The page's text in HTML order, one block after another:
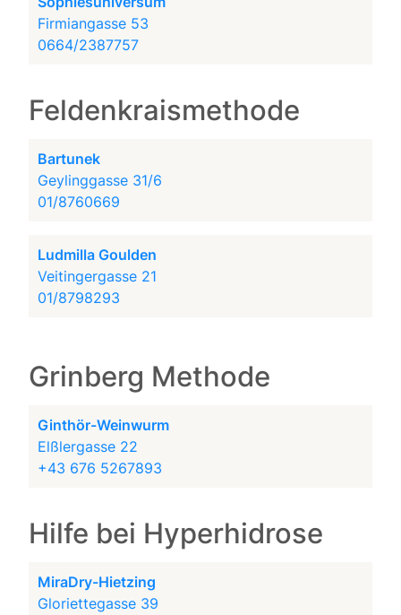
Firmiangasse 53
0664/2387757
Feldenkraismethode
Bartunek
Geylinggasse 31/6
01/8760669
Ludmilla Goulden
Veitingergasse 21
01/8798293
Grinberg Methode
Ginthör-Weinwurm
Elßlergasse 22
+43 676 5267893
Hilfe bei Hyperhidrose
MiraDry-Hietzing
Gloriettegasse 39